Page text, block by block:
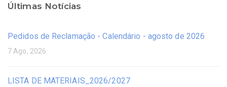
Últimas Notícias
Pedidos de Reclamação - Calendário - agosto de 2026
7 Ago, 2026
LISTA DE MATERIAIS_2026/2027